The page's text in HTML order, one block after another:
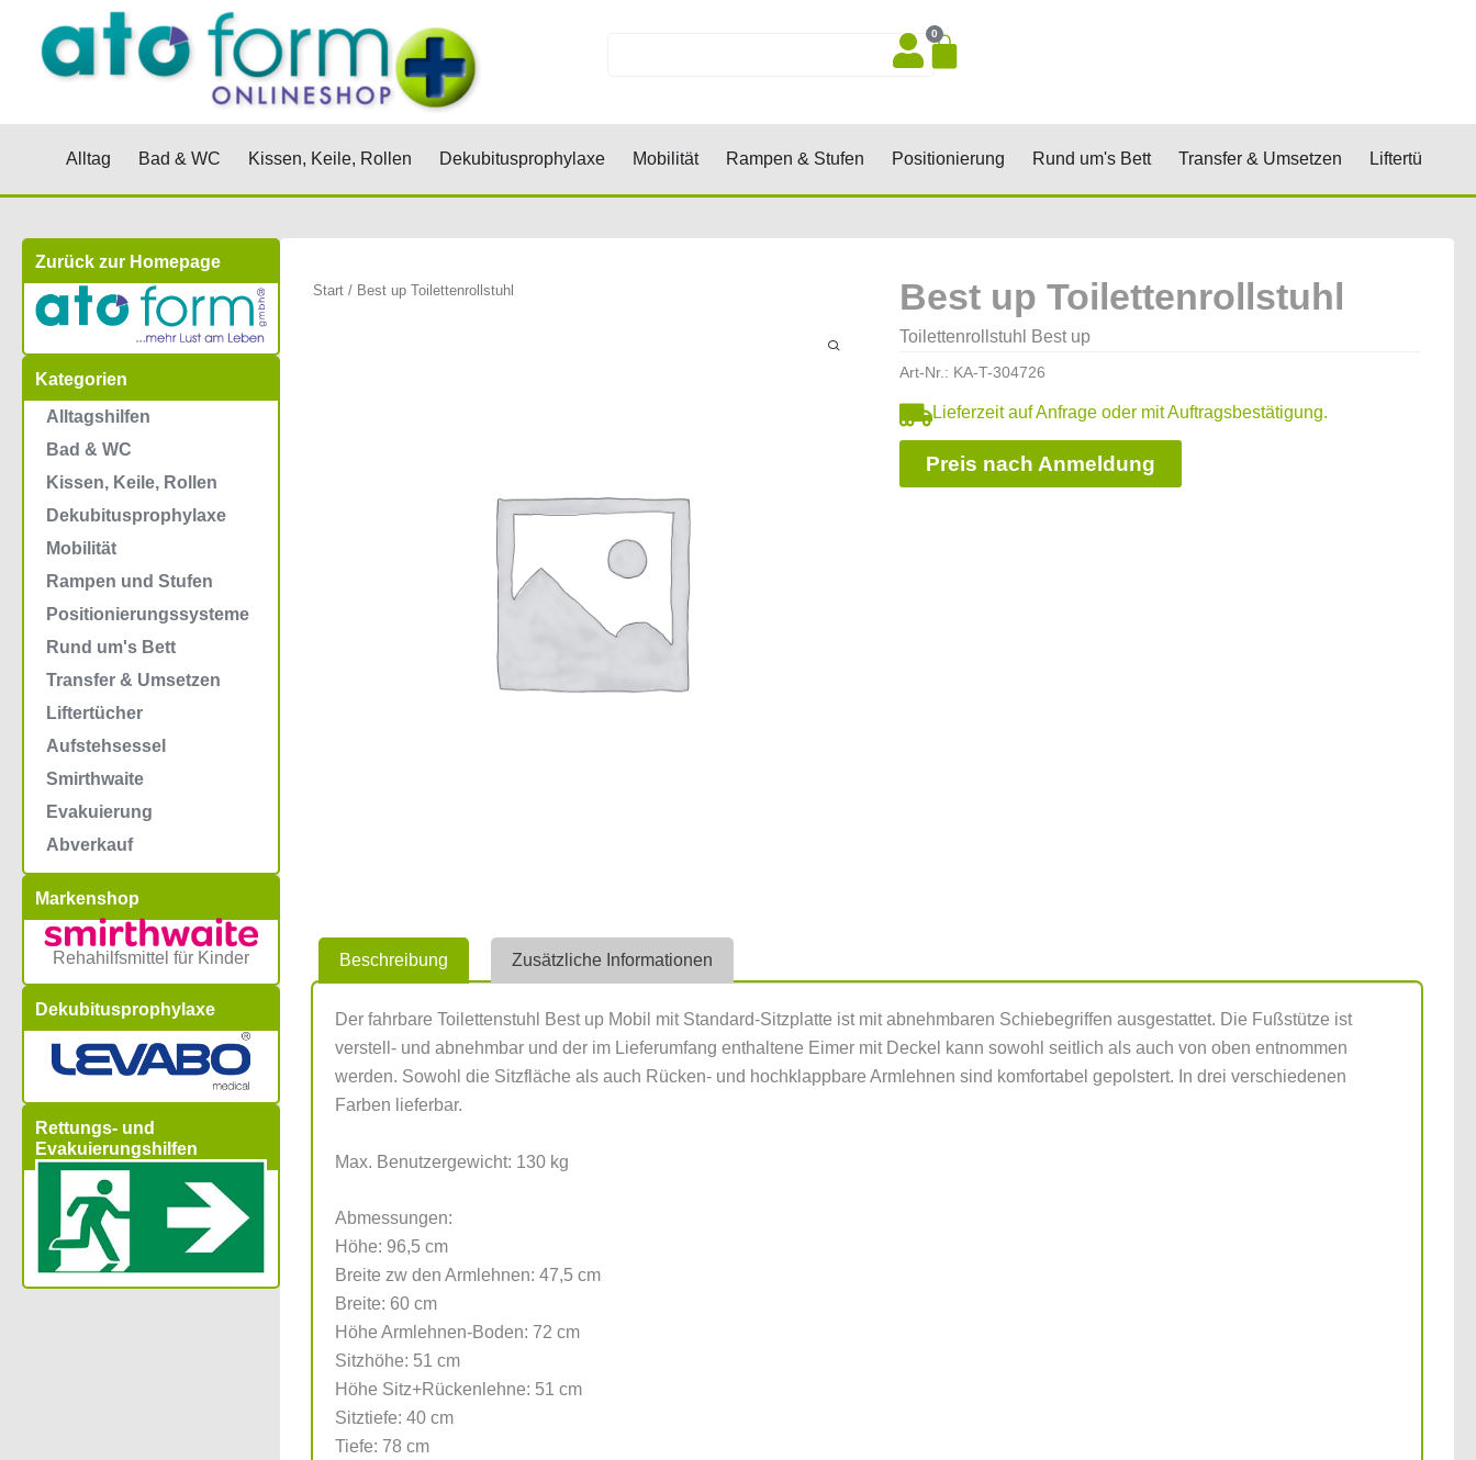
springen
0
Warenkorb
Alltag Öffne Alltag
Bad & WC Öffne Bad & WC
Kissen, Keile, Rollen Öffne Kissen, Keile, Rollen
Dekubitusprophylaxe Öffne Dekubitusprophylaxe
Mobilität Öffne Mobilität
Rampen & Stufen Öffne Rampen & Stufen
Positionierung Öffne Positionierung
Rund um's Bett Öffne Rund um's Bett
Transfer & Umsetzen Öffne Transfer
Liftertücher
Zurück zur Homepage
Kategorien
Alltagshilfen
Bad & WC
Kissen, Keile, Rollen
Dekubitusprophylaxe
Mobilität
Rampen und Stufen
Positionierungssysteme
Rund um's Bett
Transfer & Umsetzen
Liftertücher
Aufstehsessel
Smirthwaite
Evakuierung
Abverkauf
Markenshop
Rehahilfsmittel für Kinder
Dekubitusprophylaxe
Rettungs- und
Evakuierungshilfen
Start/ Best up Toilettenrollstuhl Best up Toilettenrollstuhl
Toilettenrollstuhl Best up
Art-Nr.: KA-T-304726
Lieferzeit auf Anfrage oder mit Auftragsbestätigung.
Preis nach Anmeldung
Beschreibung Zusätzliche Informationen
Der fahrbare Toilettenstuhl Best up Mobil mit Standard-Sitzplatte ist mit abnehmbaren Schiebegriffen ausgestattet. Die Fußstütze ist
verstell- und abnehmbar und der im Lieferumfang enthaltene Eimer mit Deckel kann sowohl seitlich als auch von oben entnommen
werden. Sowohl die Sitzfläche als auch Rücken- und hochklappbare Armlehnen sind komfortabel gepolstert. In drei verschiedenen
Farben lieferbar.
Max. Benutzergewicht: 130 kg
Abmessungen:
Höhe: 96,5 cm
Breite zw den Armlehnen: 47,5 cm
Breite: 60 cm
Höhe Armlehnen-Boden: 72 cm
Sitzhöhe: 51 cm
Höhe Sitz+Rückenlehne: 51 cm
Sitztiefe: 40 cm
Tiefe: 78 cm